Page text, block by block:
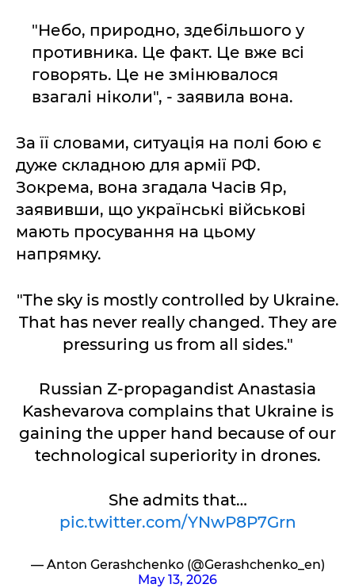
"Небо, природно, здебільшого у
противника. Це факт. Це вже всі
говорять. Це не змінювалося
взагалі ніколи", - заявила вона.
За її словами, ситуація на полі бою є
дуже складною для армії РФ.
Зокрема, вона згадала Часів Яр,
заявивши, що українські військові
мають просування на цьому
напрямку.
"The sky is mostly controlled by Ukraine.
That has never really changed. They are
pressuring us from all sides."
Russian Z-propagandist Anastasia
Kashevarova complains that Ukraine is
gaining the upper hand because of our
technological superiority in drones.
She admits that…
pic.twitter.com/YNwP8P7Grn
— Anton Gerashchenko (@Gerashchenko_en)
May 13, 2026